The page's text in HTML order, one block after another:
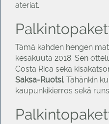
ateriat.
Tämä kahden hengen
kesäkuuta 2018. Sen
Costa Rica sekä
Saksa-Ruotsi. Tähänkin
kaupunkikierros sekä